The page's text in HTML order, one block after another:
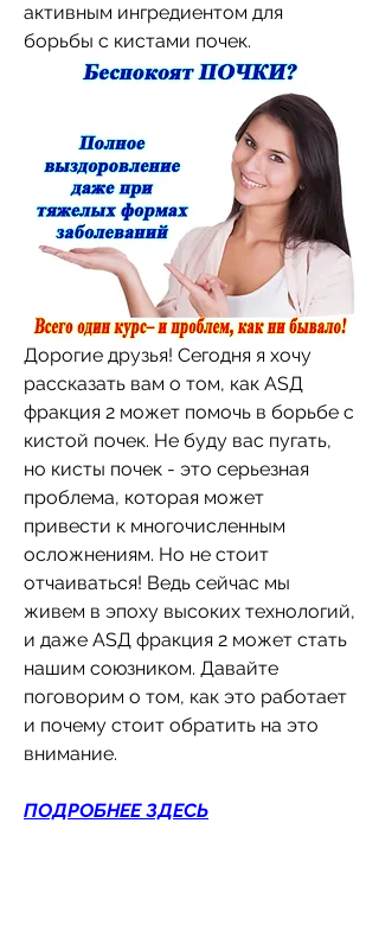
активным ингредиентом для
борьбы с кистами почек.
Дорогие друзья! Сегодня я хочу
рассказать вам о том, как ASД
фракция 2 может помочь в борьбе с
кистой почек. Не буду вас пугать,
но кисты почек - это серьезная
проблема, которая может
привести к многочисленным
осложнениям. Но не стоит
отчаиваться! Ведь сейчас мы
живем в эпоху высоких технологий,
и даже ASД фракция 2 может стать
нашим союзником. Давайте
поговорим о том, как это работает
и почему стоит обратить на это
внимание.
ПОДРОБНЕЕ ЗДЕСЬ